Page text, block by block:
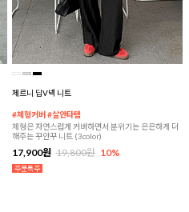
체르니 딥V넥 니트
#체형커버 #살안타템
체형은 자연스럽게 커버하면서 분위기는 은은하게 더
해주는 꾸안꾸 니트 (3color)
17,900원 19,800원 10%